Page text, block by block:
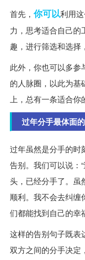
首先，你可以利用
力，思考适合自己的
趣，进行筛选和选择
此外，你也可以多参
的人脉圈，以此为基
上，总有一条适合你
过年分手最体面
过年虽然是分手的时
告别。我们可以说：
头，已经分手了。虽
顺利。我不会去纠缠
们都能找到自己的幸
这样的告别句子既表
双方之间的分手决定